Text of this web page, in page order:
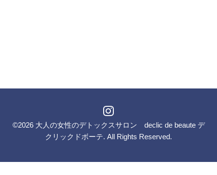
©2026 大人の女性のデトックスサロン declic de beaute デ
クリックドボーテ. All Rights Reserved.